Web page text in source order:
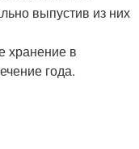
выпустив из них
хранение в
года.